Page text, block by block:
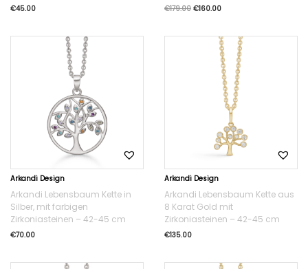
€45.00 €179.00 €160.00
Arkandi Design
Arkandi Lebensbaum Kette in
Silber, mit farbigen
Zirkoniasteinen – 42-45 cm
€70.00
Arkandi Design
Arkandi Lebensbaum Kette aus
8 Karat Gold mit
Zirkoniasteinen – 42-45 cm
€135.00